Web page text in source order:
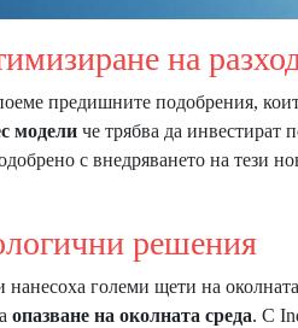
на
предишните подобрения,
модели че трябва да инвестират
с внедряването на тези
решения
големи щети на
опазване на околната среда. С